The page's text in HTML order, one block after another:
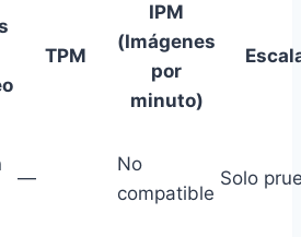
TPM
IPM
(Imágenes
por
minuto)
—
No
compatible
Solo